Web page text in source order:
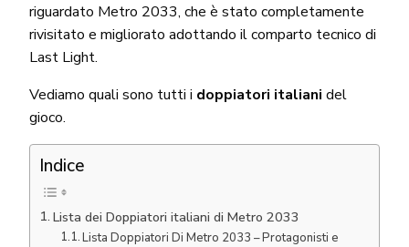
riguardato Metro 2033, che è stato completamente
rivisitato e migliorato adottando il comparto tecnico di
Last Light.
Vediamo quali sono tutti i doppiatori italiani del
gioco.
Indice
Lista dei Doppiatori italiani di Metro 2033
Lista Doppiatori Di Metro 2033 – Protagonisti e